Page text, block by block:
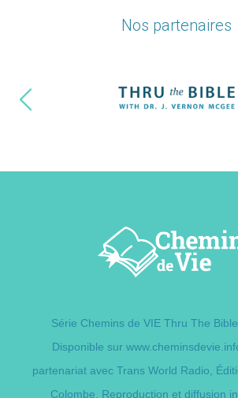
Nos partenaires
Série Chemins de VIE Thru The
Disponible sur
partenariat avec Trans World Radio,
Colombe. Reproduction et diffusion